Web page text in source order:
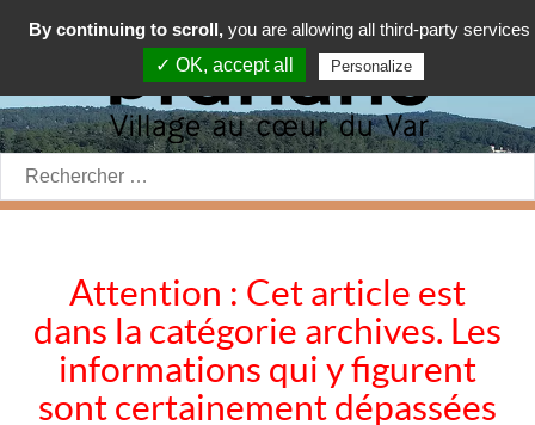
Rechercher:
Attention : Cet article est
dans la catégorie archives. Les
informations qui y figurent
sont certainement dépassées
By continuing to scroll, you are allowing all third-party services
✓ OK, accept all
Personalize